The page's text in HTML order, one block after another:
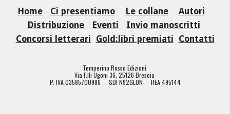
Home Ci presentiamo Le collane
Autori
Distribuzione
Eventi
Invio manoscritti
Concorsi letterari Gold:libri premiati Contatti
Temperino Rosso Edizioni
Via F.lli Ugoni 36, 25126 Brescia
P. IVA 03585700986 - SDI N92GLON - REA 495144